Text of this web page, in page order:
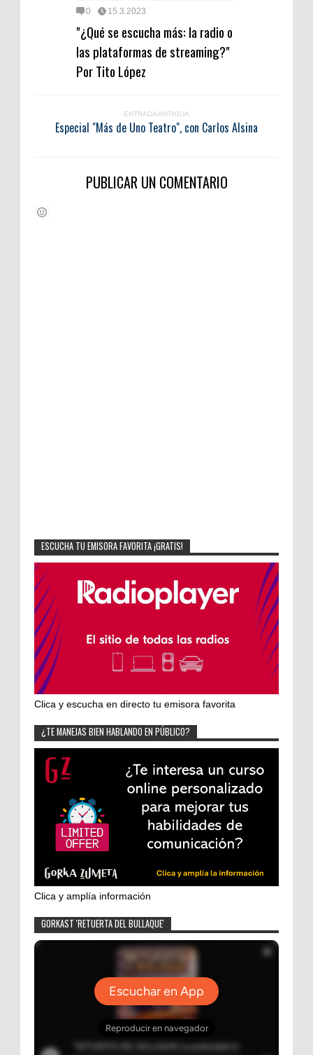
0 15.3.2023
"¿Qué se escucha más: la radio o
las plataformas de streaming?"
Por Tito López
ENTRADA ANTIGUA
Especial "Más de Uno Teatro", con Carlos Alsina
PUBLICAR UN COMENTARIO
ESCUCHA TU EMISORA FAVORITA ¡GRATIS!
Clica y escucha en directo tu emisora favorita
¿TE MANEJAS BIEN HABLANDO EN PÚBLICO?
Clica y amplía información
GORKAST 'RETUERTA DEL BULLAQUE'